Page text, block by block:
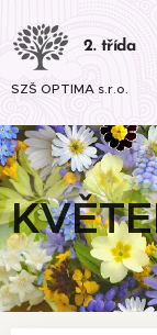
2. třída
SZŠ OPTIMA s.r.o.